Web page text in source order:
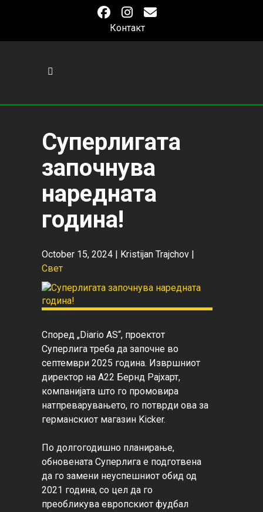
Контакт
Суперлигата
започнува
наредната
година!
October 15, 2024 | Kristijan Trajchov |
Свет
Според „Diario AS“, проектот
Суперлига треба да започне во
септември 2025 година. Извршниот
директор на А22 Бернд Рајхарт,
компанијата што го промовира
натпреварувањето, го потврди ова за
германскиот магазин Kicker.
По долгогодишно планирање,
обновената Суперлига е подготвена
да го замени неуспешниот обид од
2021 година, со цел да го
преобликува европскиот фудбал